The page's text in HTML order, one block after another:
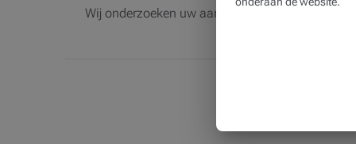
Wij onderzoeken uw aanvraag en als, na